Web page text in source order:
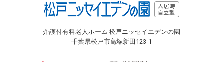
介護付有料老人ホーム 松戸ニッセイエデンの園
千葉県松戸市高塚新田123-1